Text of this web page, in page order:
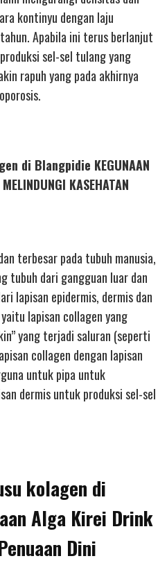
kontinyu dengan laju
Apabila ini terus berlanjut
sel-sel tulang yang
rapuh yang pada akhirnya
di Blangpidie KEGUNAAN
KASEHATAN
terbesar pada tubuh manusia,
tubuh dari gangguan luar dan
lapisan epidermis, dermis dan
lapisan collagen yang
yang terjadi saluran (seperti
collagen dengan lapisan
untuk pipa untuk
dermis untuk produksi sel-sel
kolagen di
Alga Kirei Drink
Dini